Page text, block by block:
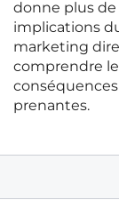
donne plus de
implications
marketing
comprendre
prenantes.